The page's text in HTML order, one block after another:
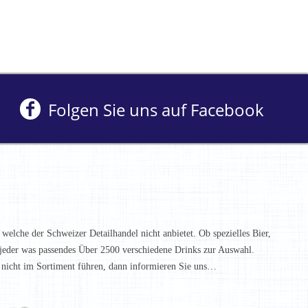
Folgen Sie uns auf Facebook
der Schweizer Detailhandel nicht anbietet. Ob spezielles Bier,
was passendes Über 2500 verschiedene Drinks zur Auswahl.
nicht im Sortiment führen, dann informieren Sie uns…